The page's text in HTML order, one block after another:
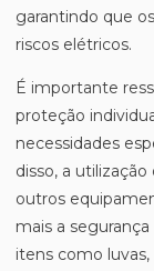
garantindo que
riscos elétricos.
É importante
proteção
necessidades
disso, a
outros
mais a
itens como